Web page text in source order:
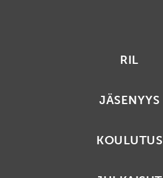
RIL
JÄSENYYS
KOULUTUS